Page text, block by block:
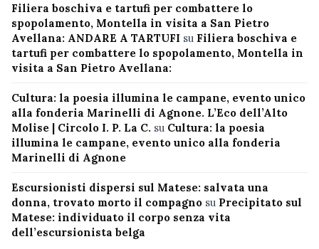
Filiera boschiva e tartufi per combattere lo
spopolamento, Montella in visita a San Pietro
Avellana: ANDARE A TARTUFI su Filiera boschiva e
tartufi per combattere lo spopolamento, Montella in
visita a San Pietro Avellana:
Cultura: la poesia illumina le campane, evento unico
alla fonderia Marinelli di Agnone. L’Eco dell’Alto
Molise | Circolo I. P. La C. su Cultura: la poesia
illumina le campane, evento unico alla fonderia
Marinelli di Agnone
Escursionisti dispersi sul Matese: salvata una
donna, trovato morto il compagno su Precipitato sul
Matese: individuato il corpo senza vita
dell’escursionista belga